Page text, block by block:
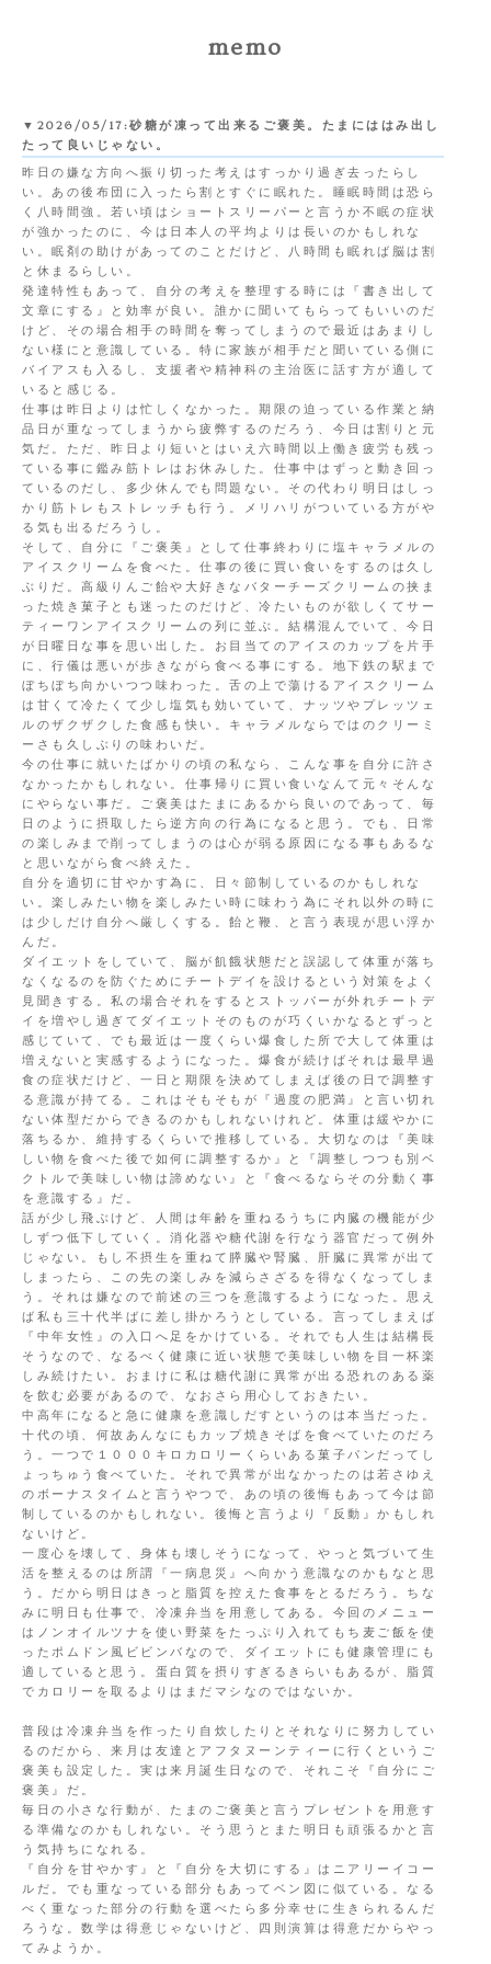
memo
▼2026/05/17:砂糖が凍って出来るご褒美。たまにははみ出し
たって良いじゃない。
昨日の嫌な方向へ振り切った考えはすっかり過ぎ去ったらし
い。あの後布団に入ったら割とすぐに眠れた。睡眠時間は恐ら
く八時間強。若い頃はショートスリーパーと言うか不眠の症状
が強かったのに、今は日本人の平均よりは長いのかもしれな
い。眠剤の助けがあってのことだけど、八時間も眠れば脳は割
と休まるらしい。
発達特性もあって、自分の考えを整理する時には『書き出して
文章にする』と効率が良い。誰かに聞いてもらってもいいのだ
けど、その場合相手の時間を奪ってしまうので最近はあまりし
ない様にと意識している。特に家族が相手だと聞いている側に
バイアスも入るし、支援者や精神科の主治医に話す方が適して
いると感じる。
仕事は昨日よりは忙しくなかった。期限の迫っている作業と納
品日が重なってしまうから疲弊するのだろう、今日は割りと元
気だ。ただ、昨日より短いとはいえ六時間以上働き疲労も残っ
ている事に鑑み筋トレはお休みした。仕事中はずっと動き回っ
ているのだし、多少休んでも問題ない。その代わり明日はしっ
かり筋トレもストレッチも行う。メリハリがついている方がや
る気も出るだろうし。
そして、自分に『ご褒美』として仕事終わりに塩キャラメルの
アイスクリームを食べた。仕事の後に買い食いをするのは久し
ぶりだ。高級りんご飴や大好きなバターチーズクリームの挟ま
った焼き菓子とも迷ったのだけど、冷たいものが欲しくてサー
ティーワンアイスクリームの列に並ぶ。結構混んでいて、今日
が日曜日な事を思い出した。お目当てのアイスのカップを片手
に、行儀は悪いが歩きながら食べる事にする。地下鉄の駅まで
ぼちぼち向かいつつ味わった。舌の上で蕩けるアイスクリーム
は甘くて冷たくて少し塩気も効いていて、ナッツやプレッツェ
ルのザクザクした食感も快い。キャラメルならではのクリーミ
ーさも久しぶりの味わいだ。
今の仕事に就いたばかりの頃の私なら、こんな事を自分に許さ
なかったかもしれない。仕事帰りに買い食いなんて元々そんな
にやらない事だ。ご褒美はたまにあるから良いのであって、毎
日のように摂取したら逆方向の行為になると思う。でも、日常
の楽しみまで削ってしまうのは心が弱る原因になる事もあるな
と思いながら食べ終えた。
自分を適切に甘やかす為に、日々節制しているのかもしれな
い。楽しみたい物を楽しみたい時に味わう為にそれ以外の時に
は少しだけ自分へ厳しくする。飴と鞭、と言う表現が思い浮か
んだ。
ダイエットをしていて、脳が飢餓状態だと誤認して体重が落ち
なくなるのを防ぐためにチートデイを設けるという対策をよく
見聞きする。私の場合それをするとストッパーが外れチートデ
イを増やし過ぎてダイエットそのものが巧くいかなるとずっと
感じていて、でも最近は一度くらい爆食した所で大して体重は
増えないと実感するようになった。爆食が続けばそれは最早過
食の症状だけど、一日と期限を決めてしまえば後の日で調整す
る意識が持てる。これはそもそもが『過度の肥満』と言い切れ
ない体型だからできるのかもしれないけれど。体重は緩やかに
落ちるか、維持するくらいで推移している。大切なのは『美味
しい物を食べた後で如何に調整するか』と『調整しつつも別ベ
クトルで美味しい物は諦めない』と『食べるならその分動く事
を意識する』だ。
話が少し飛ぶけど、人間は年齢を重ねるうちに内臓の機能が少
しずつ低下していく。消化器や糖代謝を行なう器官だって例外
じゃない。もし不摂生を重ねて膵臓や腎臓、肝臓に異常が出て
しまったら、この先の楽しみを減らさざるを得なくなってしま
う。それは嫌なので前述の三つを意識するようになった。思え
ば私も三十代半ばに差し掛かろうとしている。言ってしまえば
『中年女性』の入口へ足をかけている。それでも人生は結構長
そうなので、なるべく健康に近い状態で美味しい物を目一杯楽
しみ続けたい。おまけに私は糖代謝に異常が出る恐れのある薬
を飲む必要があるので、なおさら用心しておきたい。
中高年になると急に健康を意識しだすというのは本当だった。
十代の頃、何故あんなにもカップ焼きそばを食べていたのだろ
う。一つで１０００キロカロリーくらいある菓子パンだってし
ょっちゅう食べていた。それで異常が出なかったのは若さゆえ
のボーナスタイムと言うやつで、あの頃の後悔もあって今は節
制しているのかもしれない。後悔と言うより『反動』かもしれ
ないけど。
一度心を壊して、身体も壊しそうになって、やっと気づいて生
活を整えるのは所謂『一病息災』へ向かう意識なのかもなと思
う。だから明日はきっと脂質を控えた食事をとるだろう。ちな
みに明日も仕事で、冷凍弁当を用意してある。今回のメニュー
はノンオイルツナを使い野菜をたっぷり入れてもち麦ご飯を使
ったポムドン風ビビンバなので、ダイエットにも健康管理にも
適していると思う。蛋白質を摂りすぎるきらいもあるが、脂質
でカロリーを取るよりはまだマシなのではないか。
普段は冷凍弁当を作ったり自炊したりとそれなりに努力してい
るのだから、来月は友達とアフタヌーンティーに行くというご
褒美も設定した。実は来月誕生日なので、それこそ『自分にご
褒美』だ。
毎日の小さな行動が、たまのご褒美と言うプレゼントを用意す
る準備なのかもしれない。そう思うとまた明日も頑張るかと言
う気持ちになれる。
『自分を甘やかす』と『自分を大切にする』はニアリーイコー
ルだ。でも重なっている部分もあってベン図に似ている。なる
べく重なった部分の行動を選べたら多分幸せに生きられるんだ
ろうな。数学は得意じゃないけど、四則演算は得意だからやっ
てみようか。